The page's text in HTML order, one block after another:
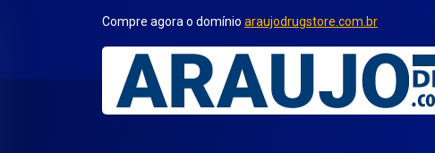
Compre agora o domínio araujodrugstore.com.br